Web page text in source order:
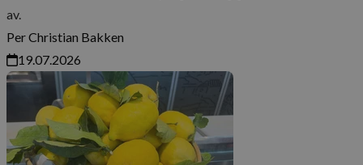
av.
Per Christian Bakken
19.07.2026